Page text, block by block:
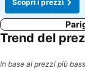
Scopri i prezzi
Trend del
In base ai prezzi più